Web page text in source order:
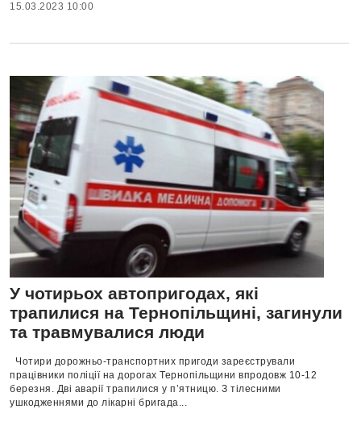
15.03.2023 10:00
У чотирьох автопригодах, які
трапилися на Тернопільщині, загинули
та травмувалися люди
Чотири дорожньо-транспортних пригоди зареєстрували
працівники поліції на дорогах Тернопільщини впродовж 10-12
березня. Дві аварії трапилися у п’ятницю. З тілесними
ушкодженнями до лікарні бригада...